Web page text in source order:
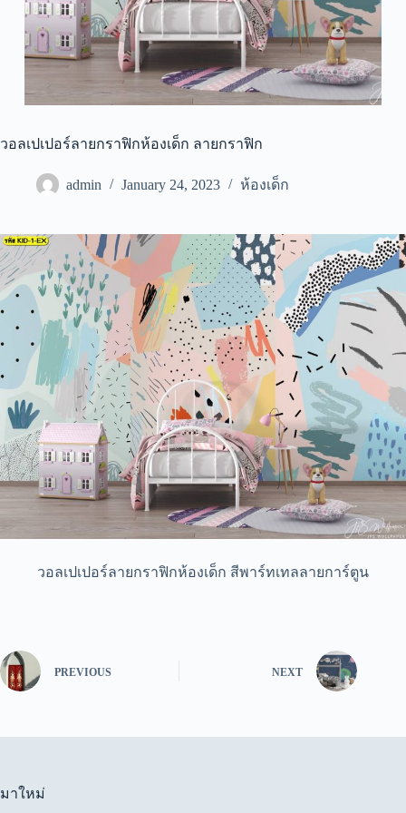
วอลเปเปอร์ลายกราฟิกห้องเด็ก ลายกราฟิก
admin January 24, 2023 ห้องเด็ก
วอลเปเปอร์ลายกราฟิกห้องเด็ก สีพาร์ทเทลลายการ์ตูน
PREVIOUS NEXT
มาใหม่